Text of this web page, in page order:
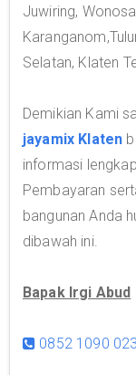
Juwiring,
Selatan, Klaten
Demikian Kami
jayamix Klaten
informasi
Pembayaran
bangunan Anda
dibawah ini.
Bapak Irgi Abud
0852 1090